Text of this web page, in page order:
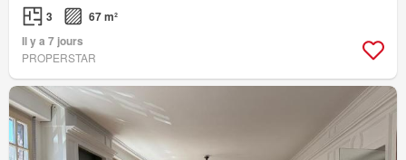
3
67 m²
Il y a 7 jours
PROPERSTAR